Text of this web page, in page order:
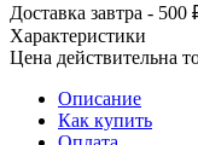
Доставка завтра - 500
Характеристики
Цена действительна
Описание
Как купить